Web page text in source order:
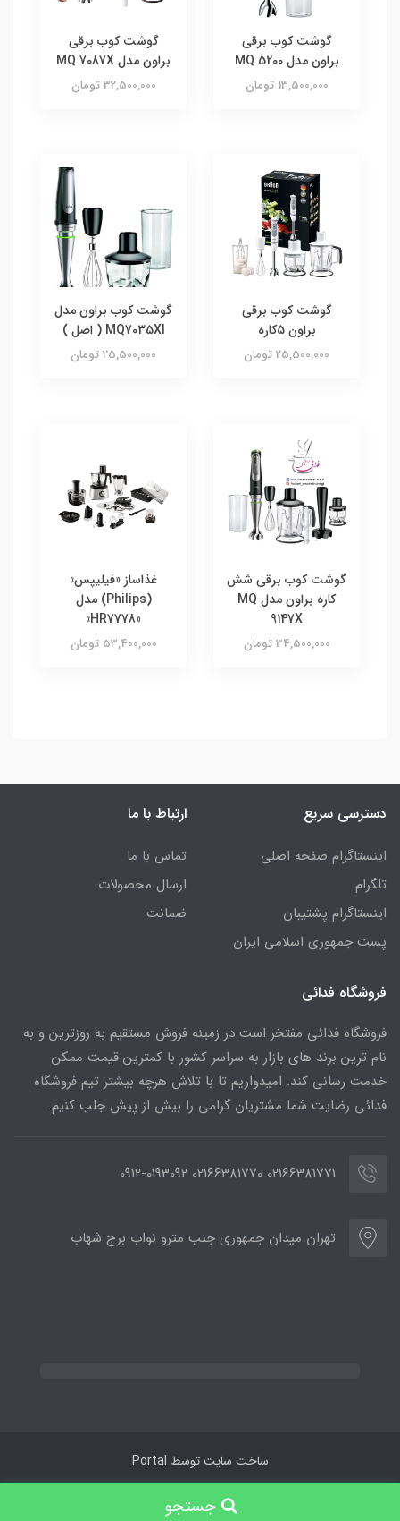
گوشت کوب برقی
براون مدل MQ 5200
13,500,000 تومان
گوشت کوب برقی
براون مدل MQ 7087X
32,500,000 تومان
گوشت کوب برقی
براون 5کاره
25,500,000 تومان
گوشت کوب براون مدل
MQ7035XI ( اصل )
25,500,000 تومان
گوشت کوب برقی شش
کاره براون مدل MQ
9147X
34,500,000 تومان
غذاساز «فیلیپس»
(Philips) مدل
«HR7778»
53,400,000 تومان
جستجو
دسترسی سریع
اینستاگرام صفحه اصلی
تلگرام
اینستاگرام پشتیبان
پست جمهوری اسلامی ایران
ارتباط با ما
تماس با ما
ارسال محصولات
ضمانت
فروشگاه فدائی
فروشگاه فدائی مفتخر است در زمینه فروش مستقیم به روزترین و به
نام ترین برند های بازار به سراسر کشور با کمترین قیمت ممکن
خدمت رسانی کند. امیدواریم تا با تلاش هرچه بیشتر تیم فروشگاه
فدائی رضایت شما مشتریان گرامی را بیش از پیش جلب کنیم.
02166381771 02166381770 0912-0193092
تهران میدان جمهوری جنب مترو نواب برج شهاب
ساخت سایت توسط Portal